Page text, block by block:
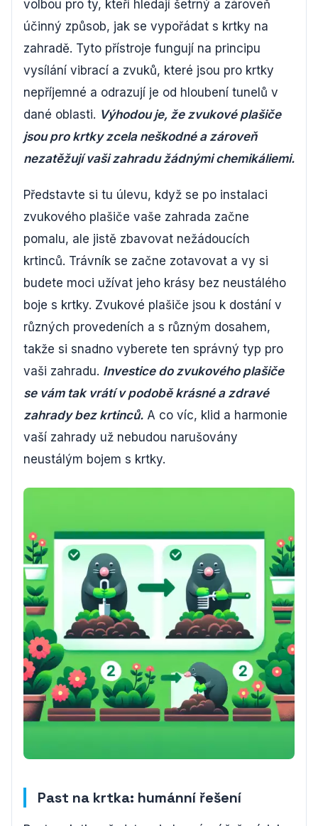
volbou pro ty, kteří hledají šetrný a zároveň
účinný způsob, jak se vypořádat s krtky na
zahradě. Tyto přístroje fungují na principu
vysílání vibrací a zvuků, které jsou pro krtky
nepříjemné a odrazují je od hloubení tunelů v
dané oblasti. Výhodou je, že zvukové plašiče
jsou pro krtky zcela neškodné a zároveň
nezatěžují vaši zahradu žádnými chemikáliemi.
Představte si tu úlevu, když se po instalaci
zvukového plašiče vaše zahrada začne
pomalu, ale jistě zbavovat nežádoucích
krtinců. Trávník se začne zotavovat a vy si
budete moci užívat jeho krásy bez neustálého
boje s krtky. Zvukové plašiče jsou k dostání v
různých provedeních a s různým dosahem,
takže si snadno vyberete ten správný typ pro
vaši zahradu. Investice do zvukového plašiče
se vám tak vrátí v podobě krásné a zdravé
zahrady bez krtinců. A co víc, klid a harmonie
vaší zahrady už nebudou narušovány
neustálým bojem s krtky.
Past na krtka: humánní řešení